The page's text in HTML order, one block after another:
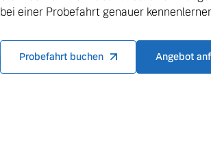
bei einer Probefahrt genauer
Probefahrt buchen Angebot